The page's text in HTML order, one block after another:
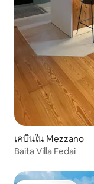
เคบินใน Mezzano
Baita Villa Fedai